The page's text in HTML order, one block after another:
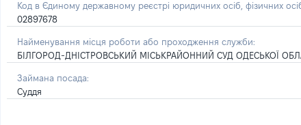
Код в Єдиному державному реєстрі юридичних осіб, фізичних
02897678
Найменування місця роботи або проходження служби:
БІЛГОРОД-ДНІСТРОВСЬКИЙ МІСЬКРАЙОННИЙ СУД ОДЕСЬКОЇ
Займана посада:
Суддя